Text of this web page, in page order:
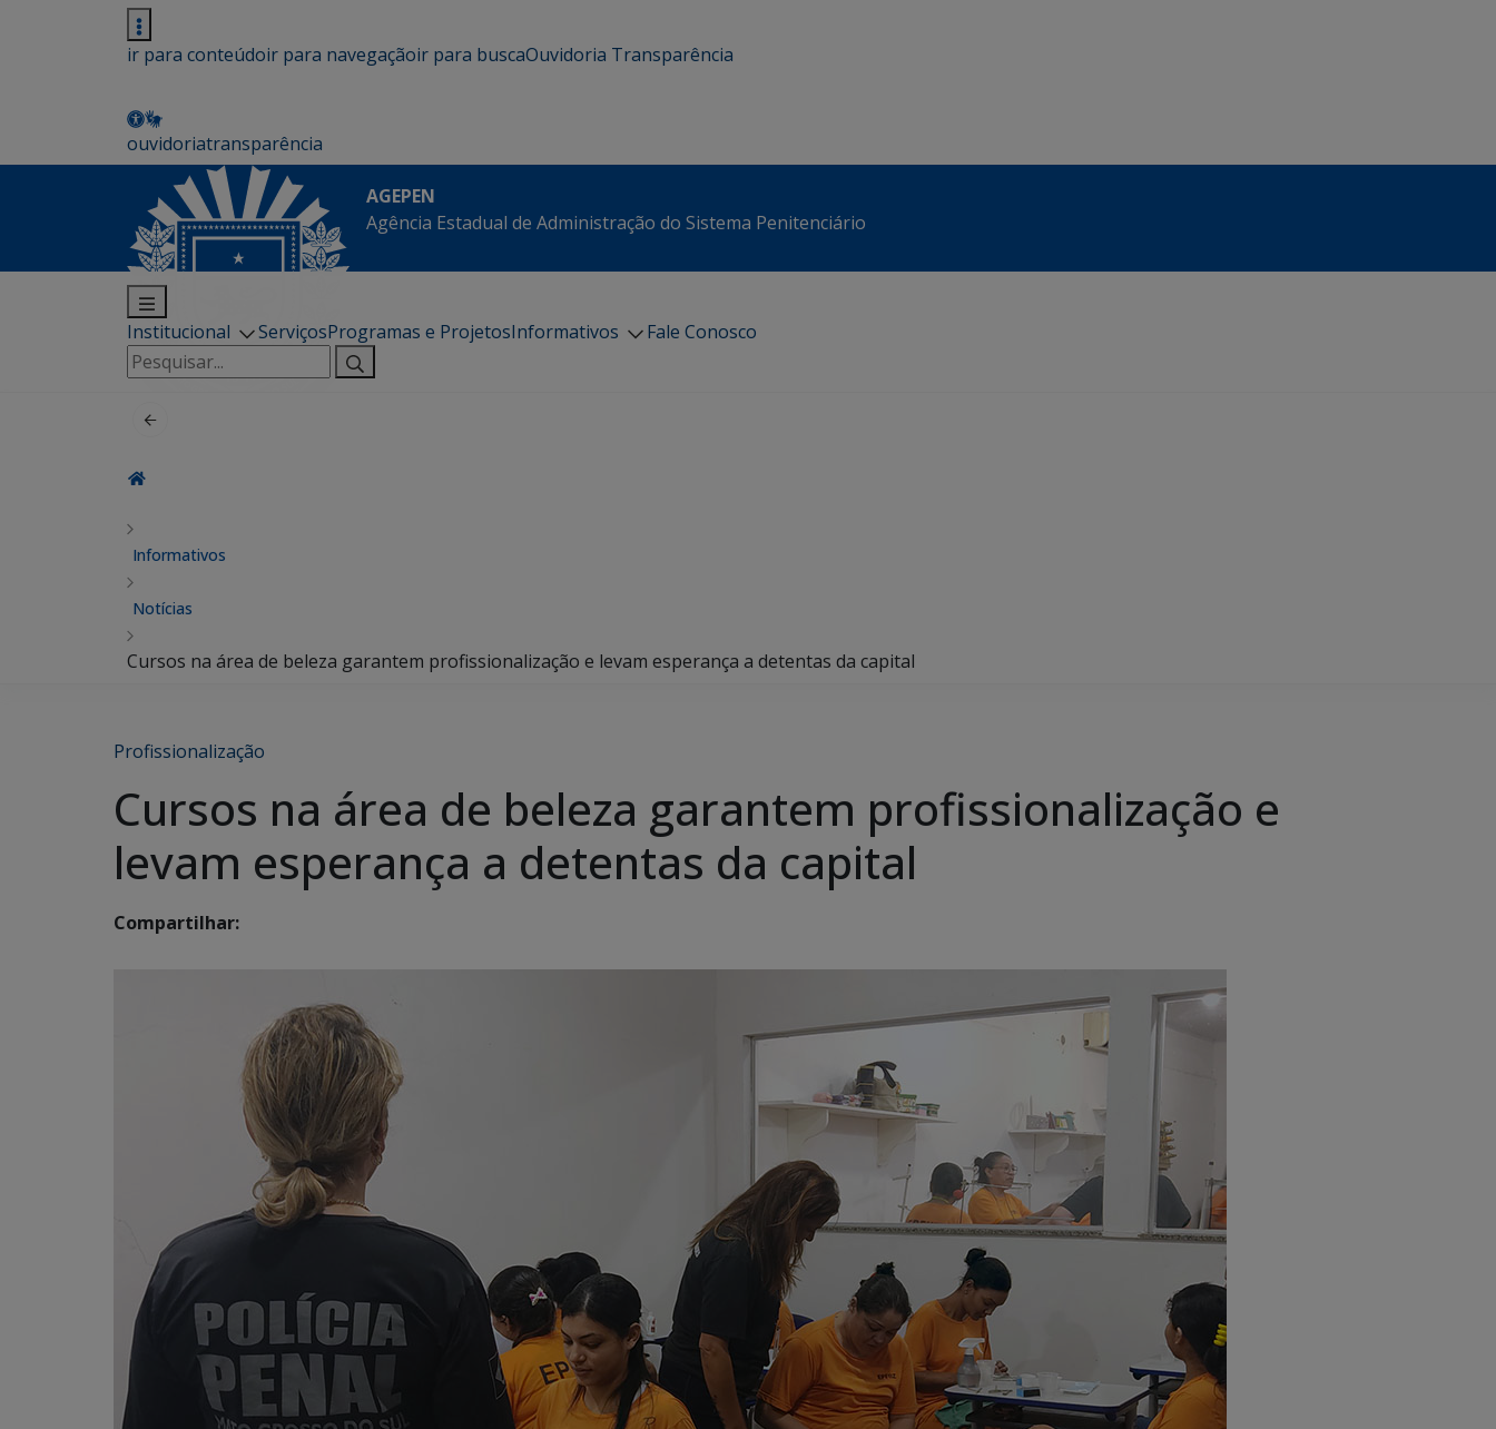
ir para conteúdoir para navegaçãoir para buscaOuvidoria Transparência
ouvidoriatransparência
AGEPEN
Agência Estadual de Administração do Sistema Penitenciário
Institucional ServiçosProgramas e ProjetosInformativos
Fale Conosco
Pesquisar
por:
Informativos
Notícias
Cursos na área de beleza garantem profissionalização e levam esperança a detentas da capital
Profissionalização
Cursos na área de beleza garantem profissionalização e
levam esperança a detentas da capital
Compartilhar: